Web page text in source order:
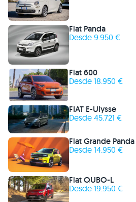
Fiat Panda
Desde 9.950 €
Fiat 600
Desde 18.950 €
FIAT E-Ulysse
Desde 45.721 €
Fiat Grande Panda
Desde 14.950 €
Fiat QUBO-L
Desde 19.950 €